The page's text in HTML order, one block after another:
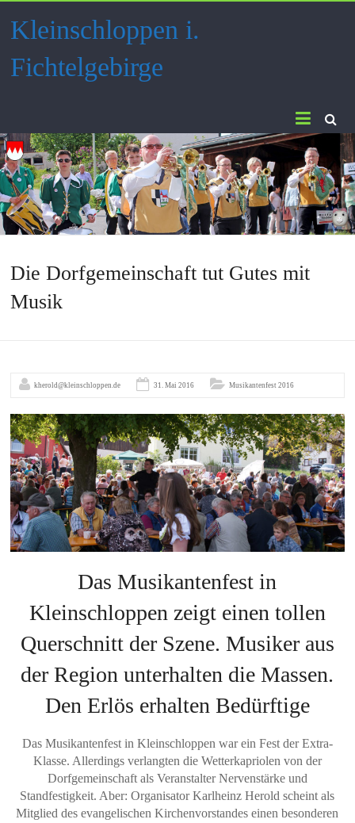
content
Kleinschloppen i.
Fichtelgebirge
Die Dorfgemeinschaft tut Gutes mit
Musik
kherold@kleinschloppen.de 31. Mai 2016 Musikantenfest 2016
Das Musikantenfest in
Kleinschloppen zeigt einen tollen
Querschnitt der Szene. Musiker aus
der Region unterhalten die Massen.
Den Erlös erhalten Bedürftige
Das Musikantenfest in Kleinschloppen war ein Fest der Extra-
Klasse. Allerdings verlangten die Wetterkapriolen von der
Dorfgemeinschaft als Veranstalter Nervenstärke und
Standfestigkeit. Aber: Organisator Karlheinz Herold scheint als
Mitglied des evangelischen Kirchenvorstandes einen besonderen